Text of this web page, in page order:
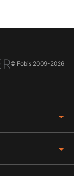
© Fobis 2009-2026